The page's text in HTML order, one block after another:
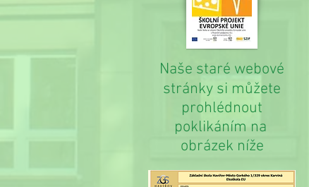
Naše staré webové
stránky si můžete
prohlédnout
poklikáním na
obrázek níže